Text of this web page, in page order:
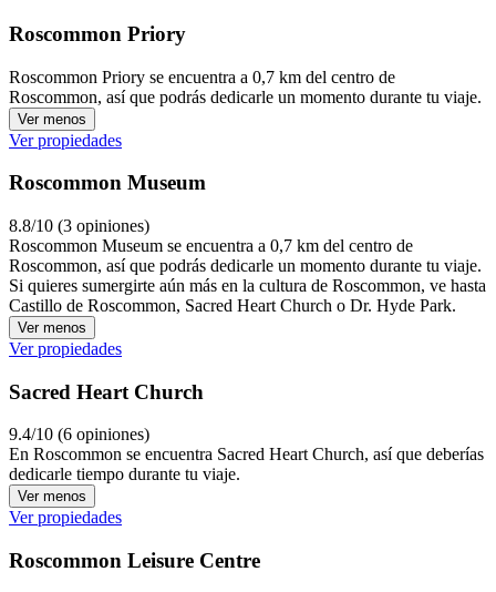
Roscommon Priory
Roscommon Priory se encuentra a 0,7 km del centro de
Roscommon, así que podrás dedicarle un momento durante tu viaje.
Ver menos
Ver propiedades
Roscommon Museum
8.8/10 (3 opiniones)
Roscommon Museum se encuentra a 0,7 km del centro de
Roscommon, así que podrás dedicarle un momento durante tu viaje.
Si quieres sumergirte aún más en la cultura de Roscommon, ve hasta
Castillo de Roscommon, Sacred Heart Church o Dr. Hyde Park.
Ver menos
Ver propiedades
Sacred Heart Church
9.4/10 (6 opiniones)
En Roscommon se encuentra Sacred Heart Church, así que deberías
dedicarle tiempo durante tu viaje.
Ver menos
Ver propiedades
Roscommon Leisure Centre